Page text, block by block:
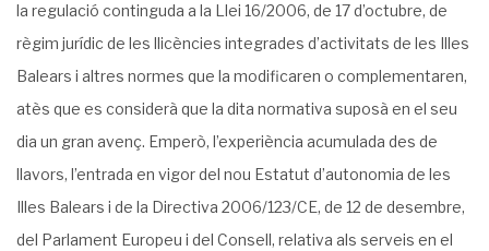
la regulació continguda a la Llei 16/2006, de 17 d’octubre, de
règim jurídic de les llicències integrades d’activitats de les Illes
Balears i altres normes que la modificaren o complementaren,
atès que es considerà que la dita normativa suposà en el seu
dia un gran avenç. Emperò, l’experiència acumulada des de
llavors, l’entrada en vigor del nou Estatut d’autonomia de les
Illes Balears i de la Directiva 2006/123/CE, de 12 de desembre,
del Parlament Europeu i del Consell, relativa als serveis en el